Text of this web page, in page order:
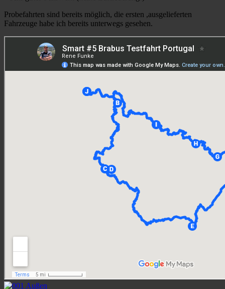
Probefahrten sind bereits möglich, die ersten ,ausgelieferten
Fahrzeuge habe ich bereits unterwegs gesehen.